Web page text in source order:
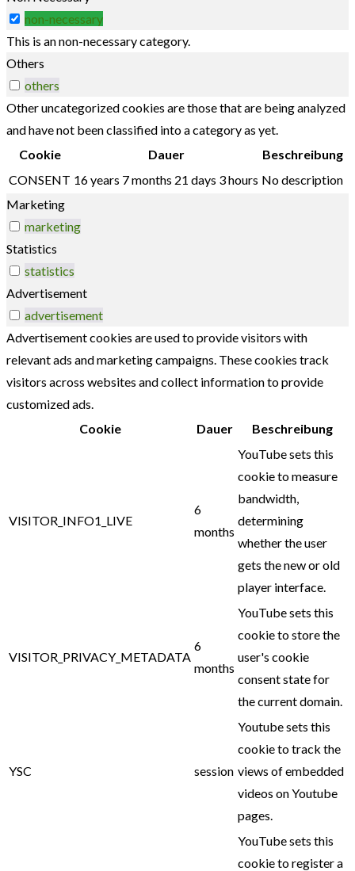
non-necessary
This is an non-necessary category.
Others
others
Other uncategorized cookies are those that are being analyzed
and have not been classified into a category as yet.
Cookie
Dauer
Beschreibung
CONSENT 16 years 7 months 21 days 3 hours No description
Marketing
marketing
Statistics
statistics
Advertisement
advertisement
Advertisement cookies are used to provide visitors with
relevant ads and marketing campaigns. These cookies track
visitors across websites and collect information to provide
customized ads.
Cookie
Dauer Beschreibung
VISITOR_INFO1_LIVE
6
months
YouTube sets this
cookie to measure
bandwidth,
determining
whether the user
gets the new or old
player interface.
VISITOR_PRIVACY_METADATA
6
months
YouTube sets this
cookie to store the
user's cookie
consent state for
the current domain.
YSC session
Youtube sets this
cookie to track the
views of embedded
videos on Youtube
pages.
YouTube sets this
cookie to register a